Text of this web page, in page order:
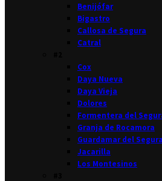
Benijófar
Bigastro
Callosa de Segura
Catral
Cox
Daya Nueva
Daya Vieja
Dolores
Formentera del
Granja de Rocamora
Guardamar del Segura
Jacarilla
Los Montesinos